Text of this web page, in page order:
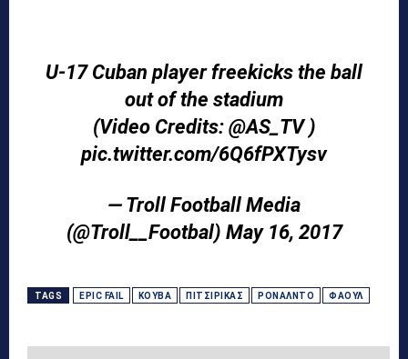
U-17 Cuban player freekicks the ball
out of the stadium
(Video Credits: @AS_TV)
pic.twitter.com/6Q6fPXTysv
— Troll Football Media
(@Troll__Footbal) May 16, 2017
TAGS EPIC FAIL ΚΟΎΒΑ ΠΙΤΣΙΡΙΚΆΣ ΡΟΝΆΛΝΤΟ ΦΆΟΥΛ